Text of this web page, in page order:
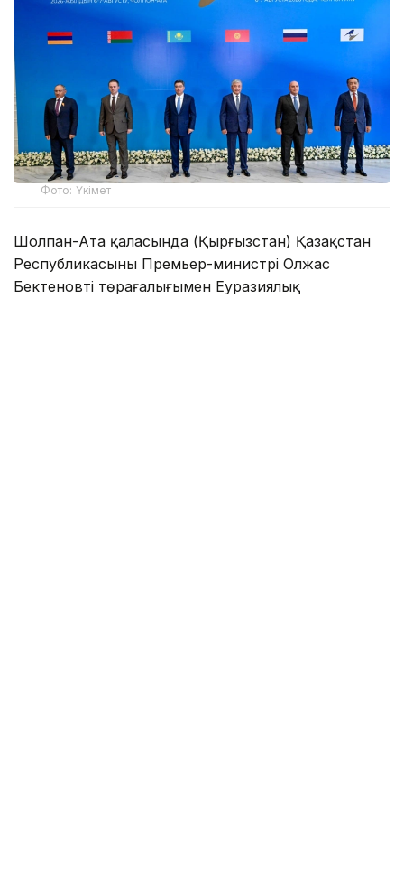
Фото: Үкімет
Шолпан-Ата қаласында (Қырғызстан) Қазақстан
Республикасының Премьер-министрі Олжас
Бектеновтің төрағалығымен Еуразиялық